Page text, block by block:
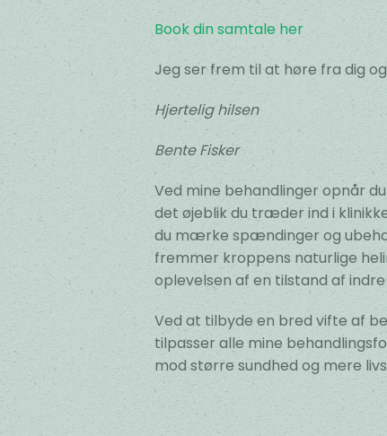
Book din samtale her
Jeg ser frem til at høre fra dig
Hjertelig hilsen
Bente Fisker
Ved mine behandlinger opnår
det øjeblik du træder ind i
du mærke spændinger og
fremmer kroppens naturlige
oplevelsen af en tilstand af
Ved at tilbyde en bred vifte af
tilpasser alle mine
mod større sundhed og mere